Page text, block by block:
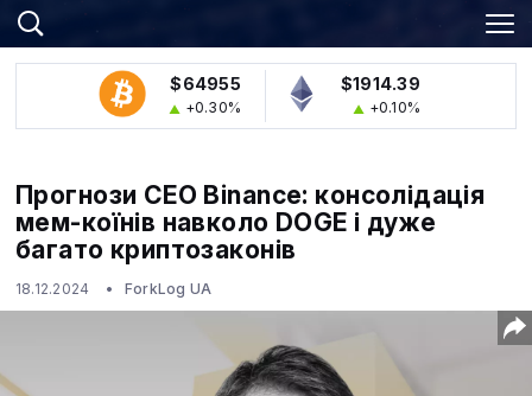
$64955
+0.30%
$1914.39
+0.10%
Прогнози CEO Binance: консолідація
мем-коїнів навколо DOGE і дуже
багато криптозаконів
18.12.2024 ForkLog UA